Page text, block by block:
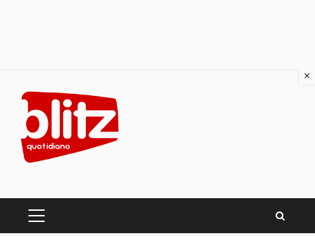
content
PRIMARY
×